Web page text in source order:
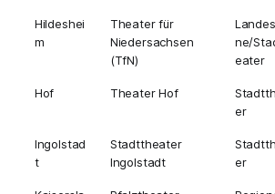
Hildeshei
m
Theater für
Niedersachsen
(TfN)
ne/
eater
Hof Theater Hof
er
Ingolstad
t
Stadttheater
Ingolstadt
er